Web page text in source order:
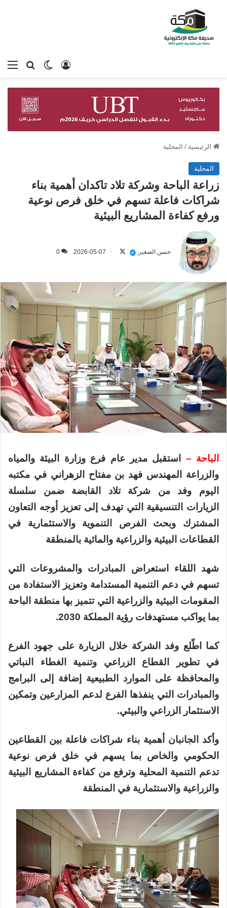
بحثالوضع
تسجيل الدخول
الرئيسية / المحلية
المحلية
زراعة الباحة وشركة تلاد تاكدان أهمية بناء
شراكات فاعلة تسهم في خلق فرص نوعية
ورفع كفاءة المشاريع البيئية
حسن الصغير
على
2026-05-07
0
الباحة – استقبل مدير عام فرع وزارة البيئة والمياه
والزراعة المهندس فهد بن مفتاح الزهراني في مكتبه
اليوم وفد من شركة تلاد القابضة ضمن سلسلة
الزيارات التنسيقية التي تهدف إلى تعزيز أوجه التعاون
المشترك وبحث الفرص التنموية والاستثمارية في
القطاعات البيئية والزراعية والمائية بالمنطقة
شهد اللقاء استعراض المبادرات والمشروعات التي
تسهم في دعم التنمية المستدامة وتعزيز الاستفادة من
المقومات البيئية والزراعية التي تتميز بها منطقة الباحة
بما يواكب مستهدفات رؤية المملكة 2030.
كما اطّلع وفد الشركة خلال الزيارة على جهود الفرع
في تطوير القطاع الزراعي وتنمية الغطاء النباتي
والمحافظة على الموارد الطبيعية إضافة إلى البرامج
والمبادرات التي ينفذها الفرع لدعم المزارعين وتمكين
الاستثمار الزراعي والبيئي.
وأكد الجانبان أهمية بناء شراكات فاعلة بين القطاعين
الحكومي والخاص بما يسهم في خلق فرص نوعية
تدعم التنمية المحلية وترفع من كفاءة المشاريع البيئية
والزراعية والاستثمارية في المنطقة